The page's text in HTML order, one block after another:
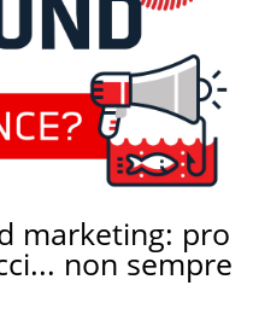
marketing: pro
non sempre